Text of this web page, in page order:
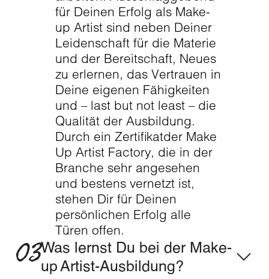
für Deinen Erfolg als Make-
up Artist sind neben Deiner
Leidenschaft für die Materie
und der Bereitschaft, Neues
zu erlernen, das Vertrauen in
Deine eigenen Fähigkeiten
und – last but not least – die
Qualität der Ausbildung.
Durch ein Zertifikatder Make
Up Artist Factory, die in der
Branche sehr angesehen
und bestens vernetzt ist,
stehen Dir für Deinen
persönlichen Erfolg alle
Türen offen.
03Was lernst Du bei der Make-
up Artist-Ausbildung?